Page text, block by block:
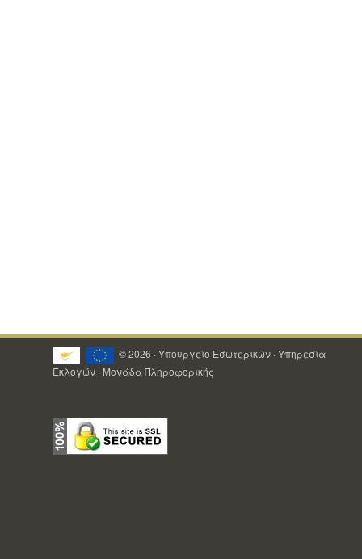
© 2026 · Υπουργείο Εσωτερικών · Υπηρεσία
Εκλογών · Μονάδα Πληροφορικής